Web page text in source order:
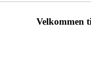
Velkommen